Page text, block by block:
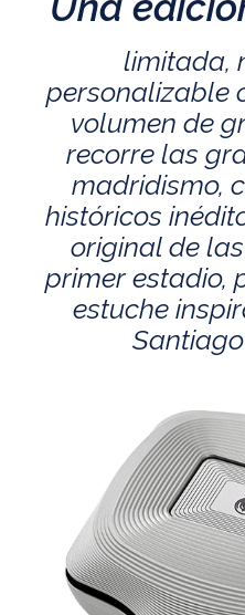
limitada,
personalizable
volumen de
recorre las
madridismo,
históricos
original de
primer estadio,
estuche